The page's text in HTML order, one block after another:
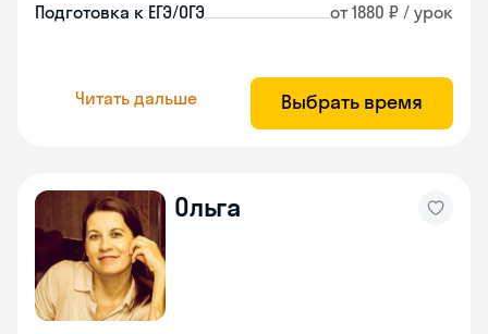
Подготовка к ЕГЭ/ОГЭ от 1880 ₽ / урок
Читать дальше Выбрать время
Ольга